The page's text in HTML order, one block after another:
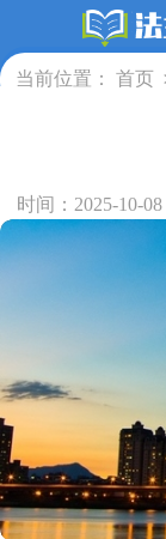
当前位置： 首页
时间：2025-10-08